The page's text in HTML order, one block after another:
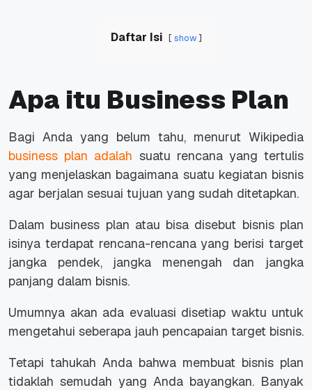
Daftar Isi show
Apa itu Business Plan
Bagi Anda yang belum tahu, menurut Wikipedia
business plan adalah suatu rencana yang tertulis
yang menjelaskan bagaimana suatu kegiatan bisnis
agar berjalan sesuai tujuan yang sudah ditetapkan.
Dalam business plan atau bisa disebut bisnis plan
isinya terdapat rencana-rencana yang berisi target
jangka pendek, jangka menengah dan jangka
panjang dalam bisnis.
Umumnya akan ada evaluasi disetiap waktu untuk
mengetahui seberapa jauh pencapaian target bisnis.
Tetapi tahukah Anda bahwa membuat bisnis plan
tidaklah semudah yang Anda bayangkan. Banyak